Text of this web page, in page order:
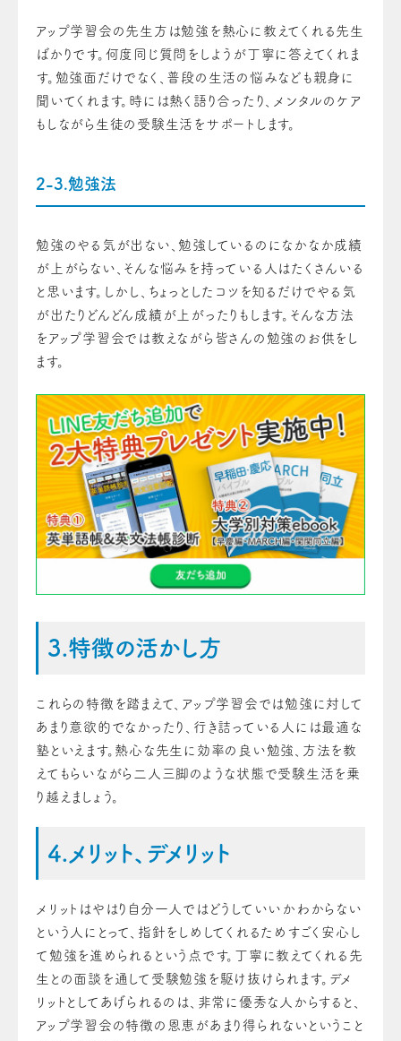
アップ学習会の先生方は勉強を熱心に教えてくれる先生
ばかりです。何度同じ質問をしようが丁寧に答えてくれま
す。勉強面だけでなく、普段の生活の悩みなども親身に
聞いてくれます。時には熱く語り合ったり、メンタルのケア
もしながら生徒の受験生活をサポートします。
2-3.勉強法
勉強のやる気が出ない、勉強しているのになかなか成績
が上がらない、そんな悩みを持っている人はたくさんいる
と思います。しかし、ちょっとしたコツを知るだけでやる気
が出たりどんどん成績が上がったりもします。そんな方法
をアップ学習会では教えながら皆さんの勉強のお供をし
ます。
3.特徴の活かし方
これらの特徴を踏まえて、アップ学習会では勉強に対して
あまり意欲的でなかったり、行き詰っている人には最適な
塾といえます。熱心な先生に効率の良い勉強、方法を教
えてもらいながら二人三脚のような状態で受験生活を乗
り越えましょう。
4.メリット、デメリット
メリットはやはり自分一人ではどうしていいかわからない
という人にとって、指針をしめしてくれるためすごく安心し
て勉強を進められるという点です。丁寧に教えてくれる先
生との面談を通して受験勉強を駆け抜けられます。デメ
リットとしてあげられるのは、非常に優秀な人からすると、
アップ学習会の特徴の恩恵があまり得られないということ